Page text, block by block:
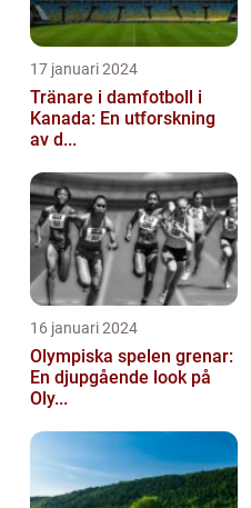
17 januari 2024
Tränare i damfotboll i
Kanada: En utforskning
av d...
16 januari 2024
Olympiska spelen grenar:
En djupgående look på
Oly...